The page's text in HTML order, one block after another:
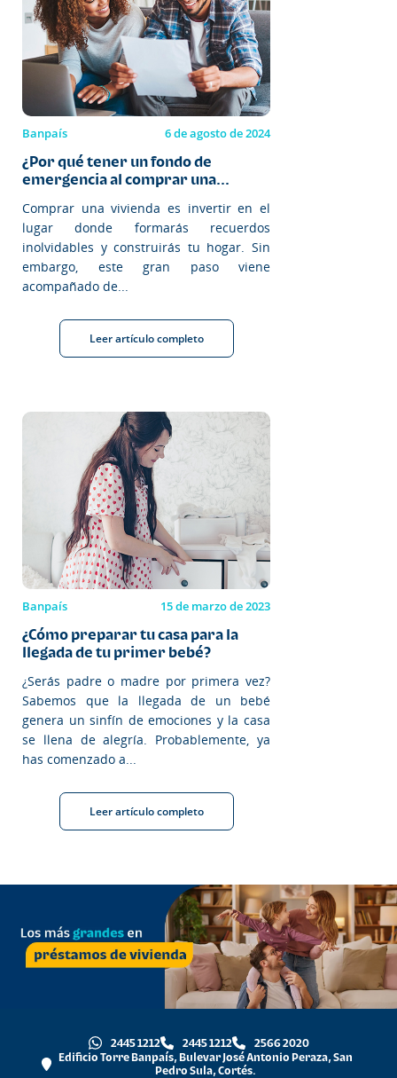
Banpaís 6 de agosto de 2024
¿Por qué tener un fondo de
emergencia al comprar una...
Comprar una vivienda es invertir en el
lugar donde formarás recuerdos
inolvidables y construirás tu hogar. Sin
embargo, este gran paso viene
acompañado de...
Leer artículo completo
Banpaís 15 de marzo de 2023
¿Cómo preparar tu casa para la
llegada de tu primer bebé?
¿Serás padre o madre por primera vez?
Sabemos que la llegada de un bebé
genera un sinfín de emociones y la casa
se llena de alegría. Probablemente, ya
has comenzado a...
Leer artículo completo
2445 1212 2445 1212
2566 2020
Edificio Torre Banpaís, Bulevar José Antonio Peraza, San
Pedro Sula, Cortés.